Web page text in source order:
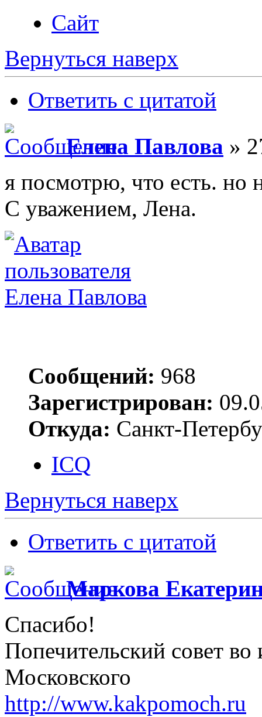
Сайт
Вернуться наверх
Ответить с цитатой
Елена Павлова »
я посмотрю, что есть. но
С уважением, Лена.
Елена Павлова
Сообщений: 968
Зарегистрирован:
Откуда: Санкт-
ICQ
Вернуться наверх
Ответить с цитатой
Маркова
Спасибо!
Попечительский совет
Московского
http://www.kakpomoch.ru